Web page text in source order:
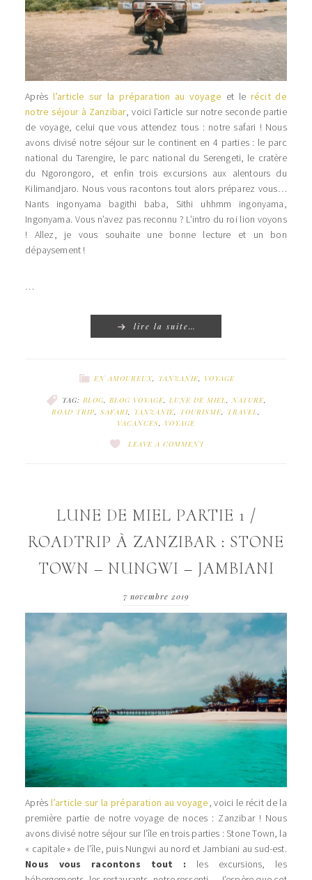
Après l’article sur la préparation au voyage et le récit de
notre séjour à Zanzibar, voici l’article sur notre seconde partie
de voyage, celui que vous attendez tous : notre safari ! Nous
avons divisé notre séjour sur le continent en 4 parties : le parc
national du Tarengire, le parc national du Serengeti, le cratère
du Ngorongoro, et enfin trois excursions aux alentours du
Kilimandjaro. Nous vous racontons tout alors préparez vous…
Nants ingonyama bagithi baba, Sithi uhhmm ingonyama,
Ingonyama. Vous n’avez pas reconnu ? L’intro du roi lion voyons
! Allez, je vous souhaite une bonne lecture et un bon
dépaysement !
…
lire la suite…
EN AMOUREUX, TANZANIE, VOYAGE
TAG: BLOG, BLOG VOYAGE, LUNE DE MIEL,NATURE,
ROAD TRIP, SAFARI, TANZANIE, TOURISME, TRAVEL,
VACANCES, VOYAGE
LEAVE A COMMENT
LUNE DE MIEL PARTIE 1 /
ROADTRIP À ZANZIBAR : STONE
TOWN – NUNGWI – JAMBIANI
7 novembre 2019
Après l’article sur la préparation au voyage, voici le récit de la
première partie de notre voyage de noces : Zanzibar ! Nous
avons divisé notre séjour sur l’île en trois parties : Stone Town, la
« capitale » de l’île, puis Nungwi au nord et Jambiani au sud-est.
Nous vous racontons tout : les excursions, les